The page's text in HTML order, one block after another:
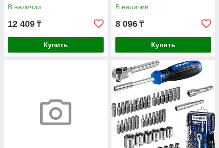
В наличии
12 409 ₸
Купить
В наличии
8 096 ₸
Купить